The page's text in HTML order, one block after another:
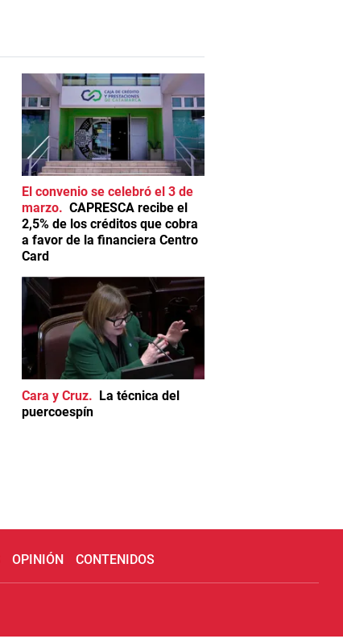
El convenio se celebró el 3 de
marzo
CAPRESCA recibe el
2,5% de los créditos que cobra
a favor de la financiera Centro
Card
Cara y Cruz
La técnica del
puercoespín
OPINIÓN CONTENIDOS